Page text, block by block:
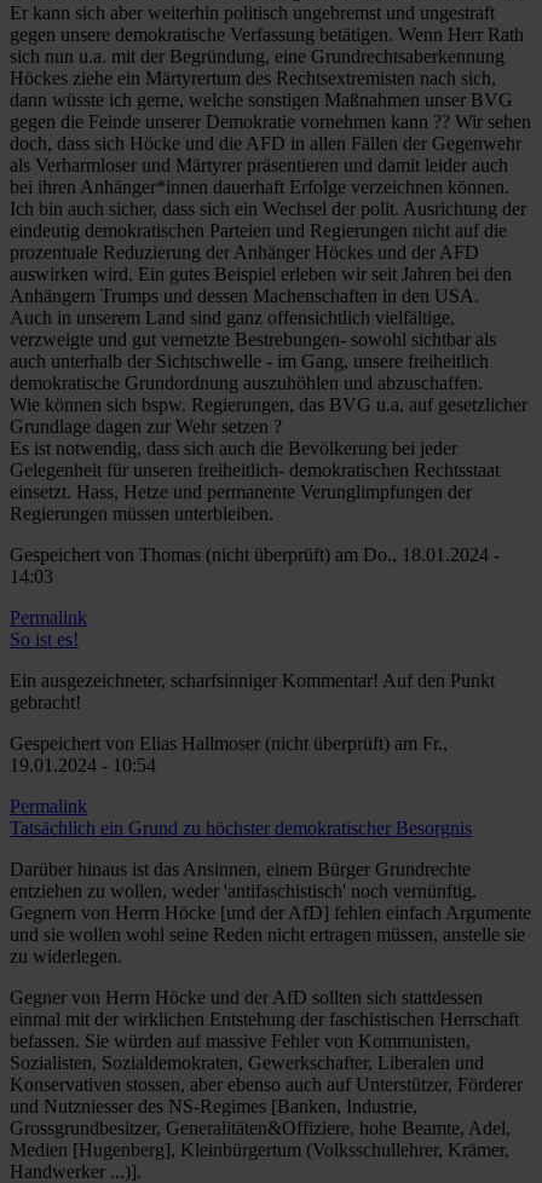
Er kann sich aber weiterhin politisch ungebremst und ungestraft
gegen unsere demokratische Verfassung betätigen. Wenn Herr Rath
sich nun u.a. mit der Begründung, eine Grundrechtsaberkennung
Höckes ziehe ein Märtyrertum des Rechtsextremisten nach sich,
dann wüsste ich gerne, welche sonstigen Maßnahmen unser BVG
gegen die Feinde unserer Demokratie vornehmen kann ?? Wir sehen
doch, dass sich Höcke und die AFD in allen Fällen der Gegenwehr
als Verharmloser und Märtyrer präsentieren und damit leider auch
bei ihren Anhänger*innen dauerhaft Erfolge verzeichnen können.
Ich bin auch sicher, dass sich ein Wechsel der polit. Ausrichtung der
eindeutig demokratischen Parteien und Regierungen nicht auf die
prozentuale Reduzierung der Anhänger Höckes und der AFD
auswirken wird. Ein gutes Beispiel erleben wir seit Jahren bei den
Anhängern Trumps und dessen Machenschaften in den USA.
Auch in unserem Land sind ganz offensichtlich vielfältige,
verzweigte und gut vernetzte Bestrebungen- sowohl sichtbar als
auch unterhalb der Sichtschwelle - im Gang, unsere freiheitlich
demokratische Grundordnung auszuhöhlen und abzuschaffen.
Wie können sich bspw. Regierungen, das BVG u.a. auf gesetzlicher
Grundlage dagen zur Wehr setzen ?
Es ist notwendig, dass sich auch die Bevölkerung bei jeder
Gelegenheit für unseren freiheitlich- demokratischen Rechtsstaat
einsetzt. Hass, Hetze und permanente Verunglimpfungen der
Regierungen müssen unterbleiben.
Gespeichert von Thomas (nicht überprüft) am Do., 18.01.2024 -
14:03
Permalink
So ist es!
Ein ausgezeichneter, scharfsinniger Kommentar! Auf den Punkt
gebracht!
Gespeichert von Elias Hallmoser (nicht überprüft) am Fr.,
19.01.2024 - 10:54
Permalink
Tatsächlich ein Grund zu höchster demokratischer Besorgnis
Darüber hinaus ist das Ansinnen, einem Bürger Grundrechte
entziehen zu wollen, weder 'antifaschistisch' noch vernünftig.
Gegnern von Herrn Höcke [und der AfD] fehlen einfach Argumente
und sie wollen wohl seine Reden nicht ertragen müssen, anstelle sie
zu widerlegen.
Gegner von Herrn Höcke und der AfD sollten sich stattdessen
einmal mit der wirklichen Entstehung der faschistischen Herrschaft
befassen. Sie würden auf massive Fehler von Kommunisten,
Sozialisten, Sozialdemokraten, Gewerkschafter, Liberalen und
Konservativen stossen, aber ebenso auch auf Unterstützer, Förderer
und Nutzniesser des NS-Regimes [Banken, Industrie,
Grossgrundbesitzer, Generalitäten&Offiziere, hohe Beamte, Adel,
Medien [Hugenberg], Kleinbürgertum (Volksschullehrer, Krämer,
Handwerker ...)].